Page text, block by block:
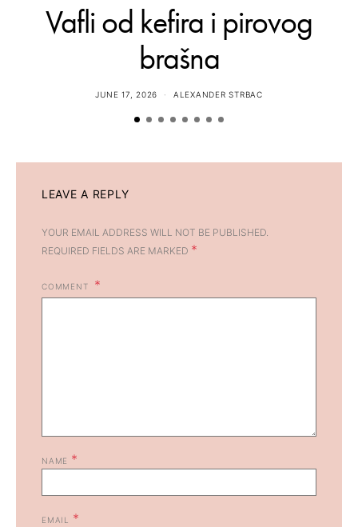
Vafli od kefira i pirovog
brašna
JUNE 17, 2026 ALEXANDER STRBAC
LEAVE A REPLY
YOUR EMAIL ADDRESS WILL NOT BE PUBLISHED.
REQUIRED FIELDS ARE MARKED *
COMMENT
NAME *
EMAIL *